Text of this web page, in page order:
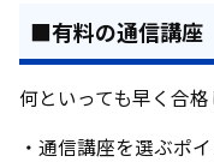
■有料の通信講座
何といっても早く合格
・通信講座を選ぶポ